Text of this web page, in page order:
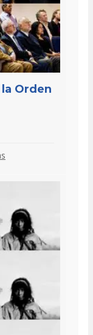
Orden